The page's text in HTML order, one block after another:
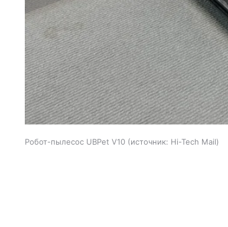
Робот-пылесос UBPet V10 источник: Hi-Tech Mail